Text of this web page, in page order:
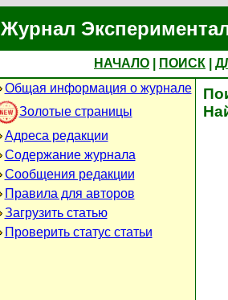
Журнал
НАЧАЛО ПОИСК
Общая информация о журнале
Золотые страницы
Адреса редакции
Содержание журнала
Сообщения редакции
Правила для авторов
Загрузить статью
Проверить статус статьи